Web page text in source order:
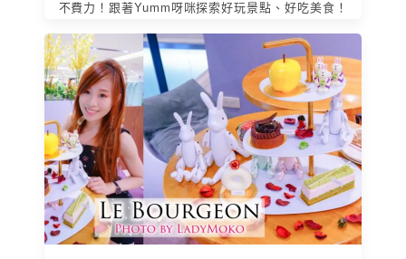
不費力！跟著Yumm呀咪探索好玩景點、好吃美食！